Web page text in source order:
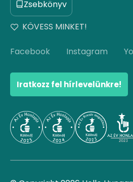
Zsebkönyv
KÖVESS MINKET!
Facebook Instagram
Iratkozz fel hírlevelünkre!